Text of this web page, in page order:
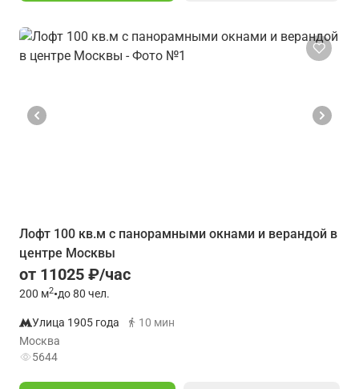
Лoфт 100 кв.м с панорамными окнами и верандой в
центре Москвы
от 11025 ₽/час
200 м2•до 80 чел.
Улица 1905 года
10 мин
Москва
5644